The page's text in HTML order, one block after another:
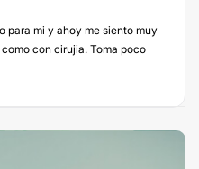
para mi y ahoy me siento muy
con cirujia. Toma poco